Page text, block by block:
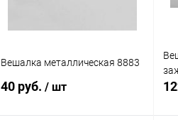
Вешалка металлическая 8883
40 руб. / шт